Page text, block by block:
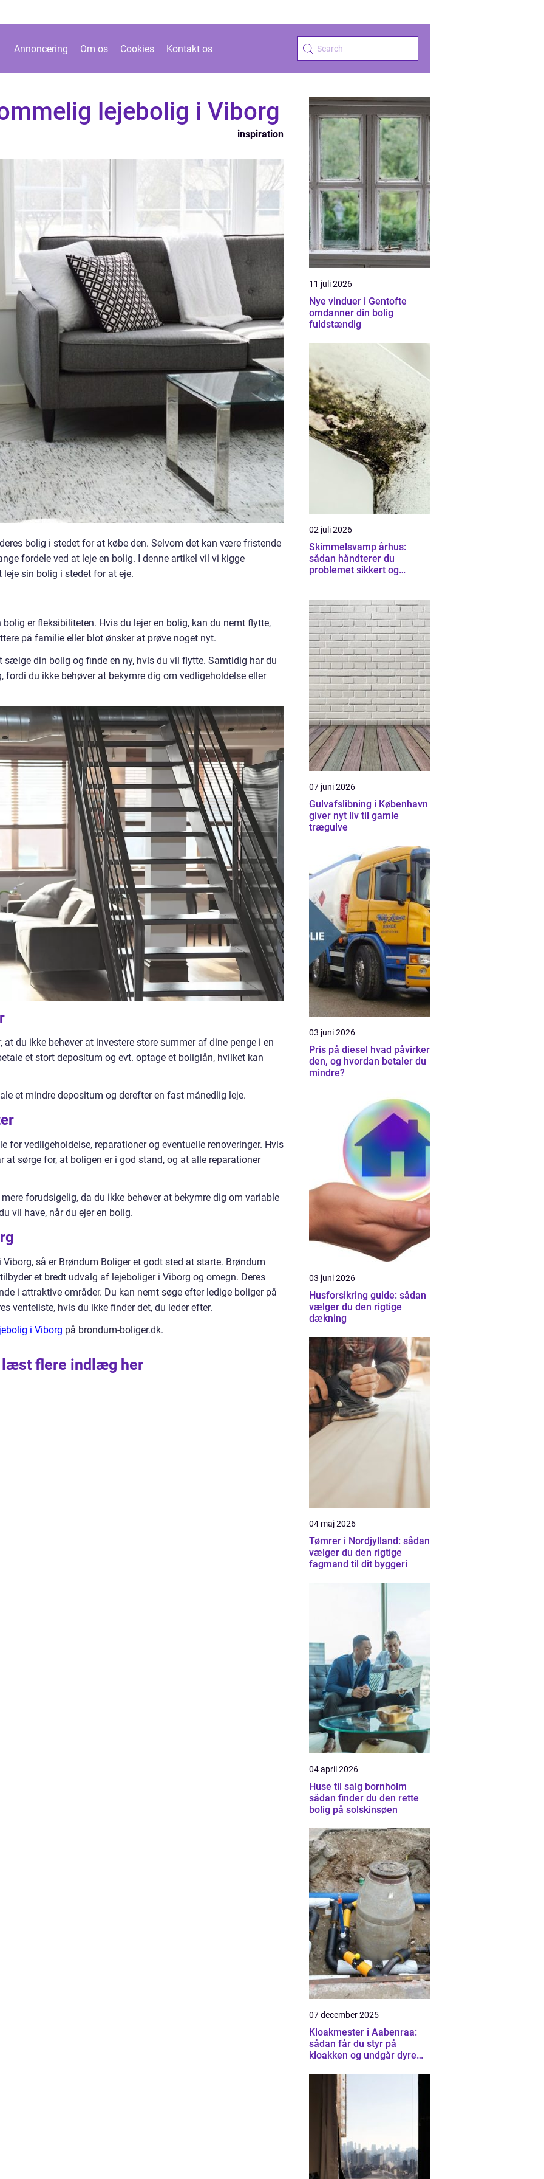
Annoncering Om os Cookies Kontakt os
lejebolig i Viborg
inspiration
bolig i stedet for at købe den. Selvom det kan være fristende
fordele ved at leje en bolig. I denne artikel vil vi kigge
sin bolig i stedet for at eje.
er fleksibiliteten. Hvis du lejer en bolig, kan du nemt flytte,
på familie eller blot ønsker at prøve noget nyt.
sælge din bolig og finde en ny, hvis du vil flytte. Samtidig har du
fordi du ikke behøver at bekymre dig om vedligeholdelse eller
at du ikke behøver at investere store summer af dine penge i en
et stort depositum og evt. optage et boliglån, hvilket kan
et mindre depositum og derefter en fast månedlig leje.
for vedligeholdelse, reparationer og eventuelle renoveringer. Hvis
at sørge for, at boligen er i god stand, og at alle reparationer
forudsigelig, da du ikke behøver at bekymre dig om variable
vil have, når du ejer en bolig.
så er Brøndum Boliger et godt sted at starte. Brøndum
et bredt udvalg af lejeboliger i Viborg og omegn. Deres
i attraktive områder. Du kan nemt søge efter ledige boliger på
venteliste, hvis du ikke finder det, du leder efter.
i Viborg på brondum-boliger.dk.
læst flere indlæg her
11 juli 2026
Nye vinduer i Gentofte
omdanner din bolig
fuldstændig
02 juli 2026
Skimmelsvamp århus:
sådan håndterer du
problemet sikkert og
07 juni 2026
Gulvafslibning i København
giver nyt liv til gamle
trægulve
03 juni 2026
Pris på diesel hvad påvirker
den, og hvordan betaler du
mindre?
03 juni 2026
Husforsikring guide: sådan
vælger du den rigtige
dækning
04 maj 2026
Tømrer i Nordjylland: sådan
vælger du den rigtige
fagmand til dit byggeri
04 april 2026
Huse til salg bornholm
sådan finder du den rette
bolig på solskinsøen
07 december 2025
Kloakmester i Aabenraa:
sådan får du styr på
kloakken og undgår dyre